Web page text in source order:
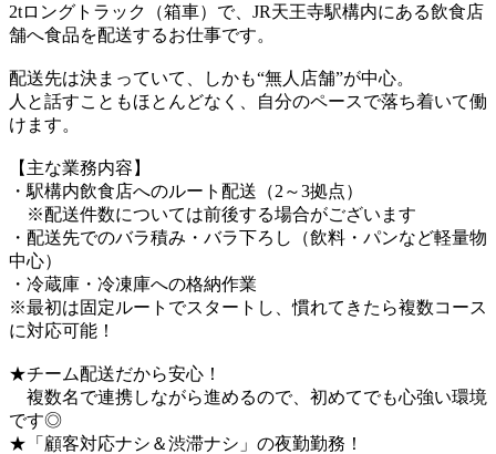
2tロングトラック（箱車）で、JR天王寺駅構内にある飲食店
舗へ食品を配送するお仕事です。
配送先は決まっていて、しかも“無人店舗”が中心。
人と話すこともほとんどなく、自分のペースで落ち着いて働
けます。
【主な業務内容】
・駅構内飲食店へのルート配送（2～3拠点）
※配送件数については前後する場合がございます
・配送先でのバラ積み・バラ下ろし（飲料・パンなど軽量物
中心）
・冷蔵庫・冷凍庫への格納作業
※最初は固定ルートでスタートし、慣れてきたら複数コース
に対応可能！
★チーム配送だから安心！
複数名で連携しながら進めるので、初めてでも心強い環境
です◎
★「顧客対応ナシ＆渋滞ナシ」の夜勤勤務！